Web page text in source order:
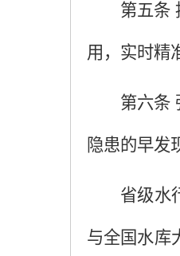
第五条
用，实时精
第六条
隐患的早发
省级水
与全国水库